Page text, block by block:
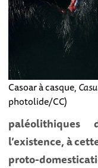
Casoar à casque,
photolide/CC)
paléolithiques
l’existence, à
proto-